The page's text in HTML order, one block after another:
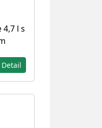
l s
Detail